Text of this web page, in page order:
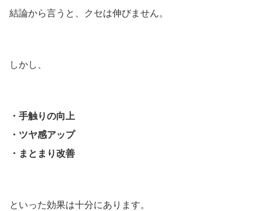
結論から言うと、クセは伸びません。
しかし、
・手触りの向上
・ツヤ感アップ
・まとまり改善
といった効果は十分にあります。